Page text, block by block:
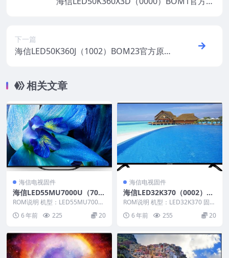
下一篇
海信LED50K360J（1002）BOM23官方原厂
相关文章
海信电视固件
海信LED55MU7000U（700
1）BOM10_C010官方原厂U
SB刷机电视固件包
ROM说明 机型：LED55MU7000
U 固件版本：（7001） BOM：1
0... 6 年前 225 20
海信电视固件
海信LED32K370（0002）B
OM3官方原厂USB刷机电视
固件包
ROM说明 机型：LED32K370 固件
版本：（0002） BOM：3 海信L...
6 年前 255 20